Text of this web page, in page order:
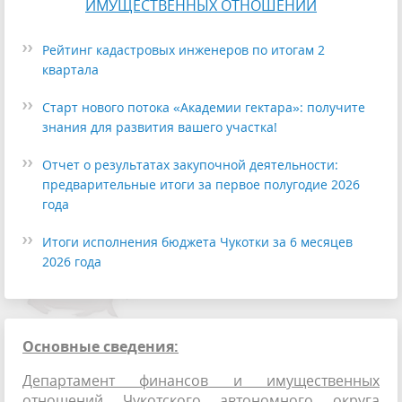
ИМУЩЕСТВЕННЫХ ОТНОШЕНИЙ
Рейтинг кадастровых инженеров по итогам 2
квартала
Старт нового потока «Академии гектара»: получите
знания для развития вашего участка!
Отчет о результатах закупочной деятельности:
предварительные итоги за первое полугодие 2026
года
Итоги исполнения бюджета Чукотки за 6 месяцев
2026 года
Основные сведения:
Департамент финансов и имущественных